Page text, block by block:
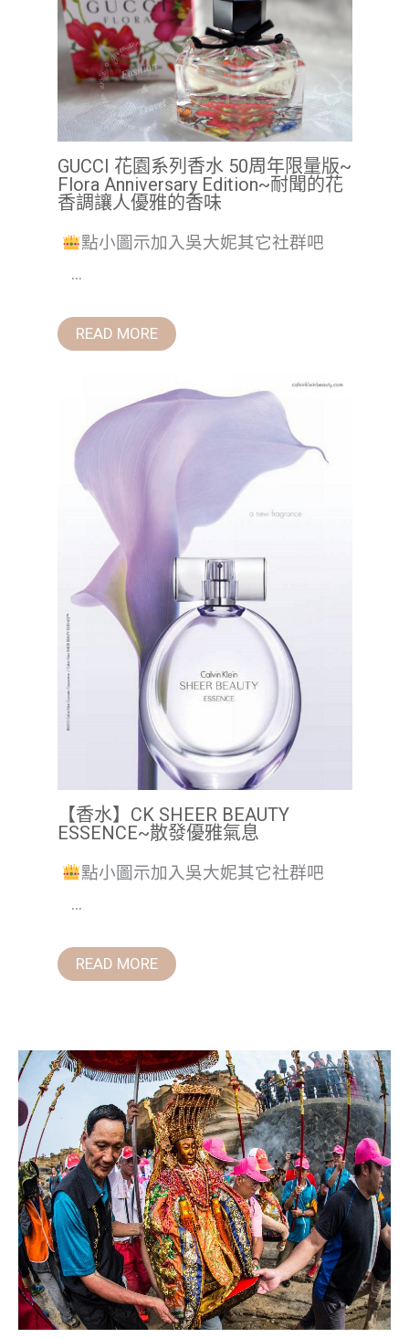
GUCCI 花園系列香水 50周年限量版~
Flora Anniversary Edition~耐聞的花
香調讓人優雅的香味
點小圖示加入吳大妮其它社群吧
...
READ MORE
【香水】CK SHEER BEAUTY
ESSENCE~散發優雅氣息
點小圖示加入吳大妮其它社群吧
...
READ MORE